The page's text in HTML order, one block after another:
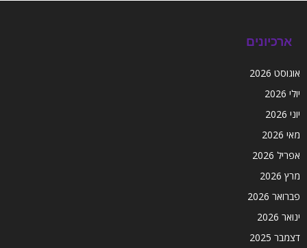
ארכיונים
אוגוסט 2026
יולי 2026
יוני 2026
מאי 2026
אפריל 2026
מרץ 2026
פברואר 2026
ינואר 2026
דצמבר 2025